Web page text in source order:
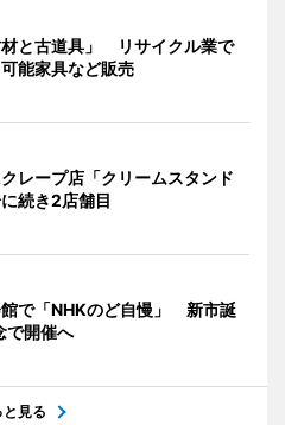
材と古道具」 リサイクル業で
能家具など販売
レープ店「クリームスタンド
続き2店舗目
で「NHKのど自慢」 新市誕
で開催へ
と見る